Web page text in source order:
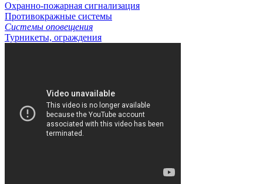
Охранно-пожарная сигнализация
Противокражные системы
Системы оповещения
Турникеты, ограждения